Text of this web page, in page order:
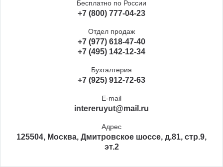
Бесплатно по России
+7 (800) 777-04-23
Отдел продаж
+7 (977) 618-47-40
+7 (495) 142-12-34
Бухгалтерия
+7 (925) 912-72-63
E-mail
intereruyut@mail.ru
Адрес
125504, Москва, Дмитровское шоссе, д.81, стр.9,
эт.2